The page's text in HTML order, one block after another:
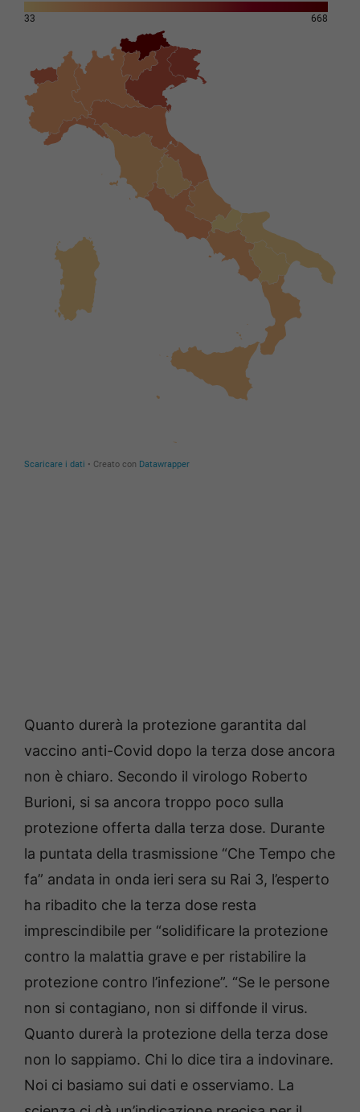
Quanto durerà la protezione garantita dal
vaccino anti-Covid dopo la terza dose ancora
non è chiaro. Secondo il virologo Roberto
Burioni, si sa ancora troppo poco sulla
protezione offerta dalla terza dose. Durante
la puntata della trasmissione “Che Tempo che
fa” andata in onda ieri sera su Rai 3, l’esperto
ha ribadito che la terza dose resta
imprescindibile per “solidificare la protezione
contro la malattia grave e per ristabilire la
protezione contro l’infezione”. “Se le persone
non si contagiano, non si diffonde il virus.
Quanto durerà la protezione della terza dose
non lo sappiamo. Chi lo dice tira a indovinare.
Noi ci basiamo sui dati e osserviamo. La